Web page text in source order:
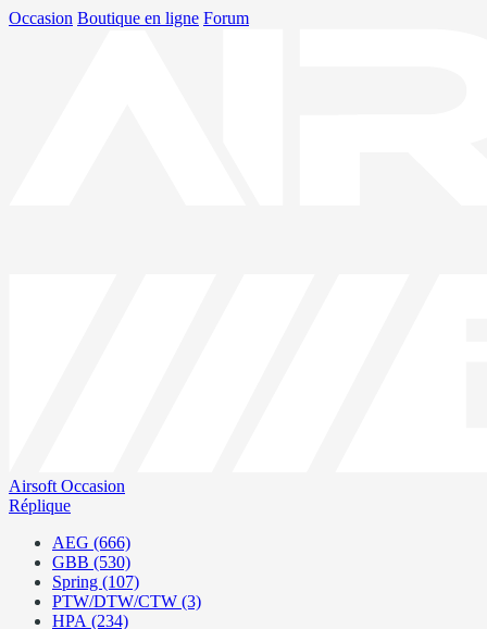
Occasion Boutique en ligne Forum
Airsoft Occasion
Réplique
AEG (666)
GBB (530)
Spring (107)
PTW/DTW/CTW (3)
HPA (234)